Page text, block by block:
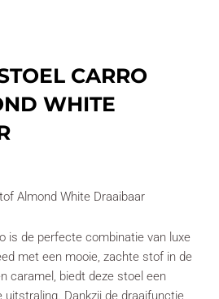
CARRO
WHITE
Almond White Draaibaar
is de perfecte combinatie van luxe
met een mooie, zachte stof in de
caramel, biedt deze stoel een
uitstraling. Dankzij de draaifunctie